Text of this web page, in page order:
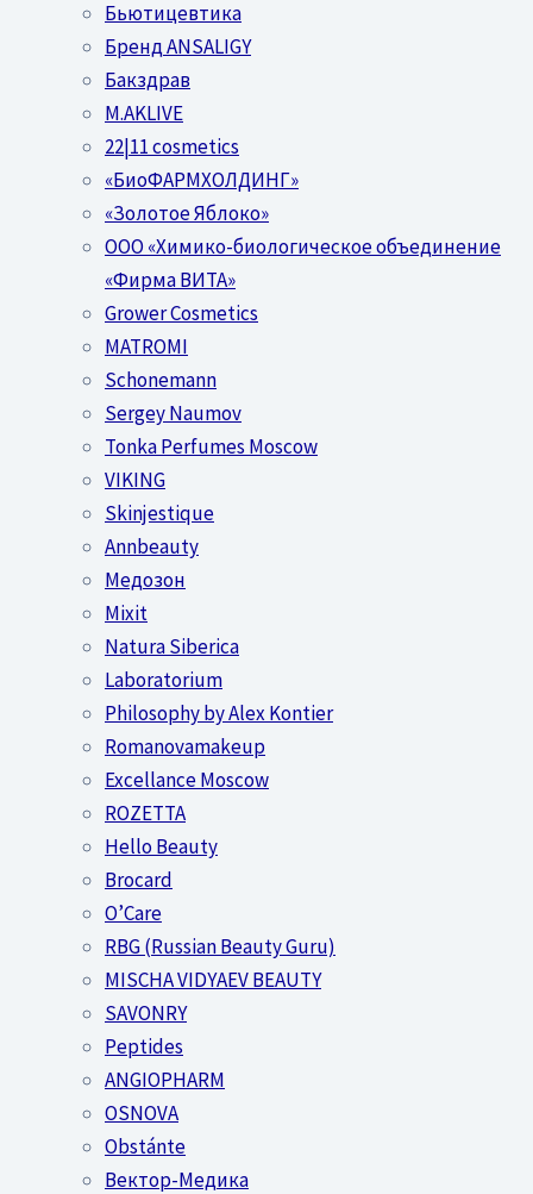
Бьютицевтика
Бренд ANSALIGY
Бакздрав
M.AKLIVE
22|11 cosmetics
«БиоФАРМХОЛДИНГ»
«Золотое Яблоко»
OOO «Химико-биологическое объединение
«Фирма ВИТА»
Grower Cosmetics
MATROMI
Schonemann
Sergey Naumov
Tonka Perfumes Moscow
VIKING
Skinjestique
Annbeauty
Медозон
Mixit
Natura Siberica
Laboratorium
Philosophy by Alex Kontier
Romanovamakeup
Excellance Moscow
ROZETTA
Hello Beauty
Brocard
O’Care
RBG (Russian Beauty Guru)
MISCHA VIDYAEV BEAUTY
SAVONRY
Peptides
ANGIOPHARM
OSNOVA
Obstánte
Вектор-Медика